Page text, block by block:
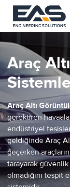
Araç
Araç Altı
gerektiren
endüstriyel
geldiğinde Araç
geçerken
tarayarak
olmadığını